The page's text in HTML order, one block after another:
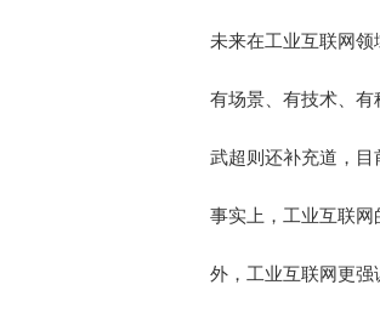
未来在工业互联网
有场景、有技术、
武超则还补充道，目
事实上，工业互联
外，工业互联网更